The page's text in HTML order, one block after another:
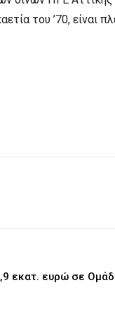
του ’70, είναι
εκατ. ευρώ σε